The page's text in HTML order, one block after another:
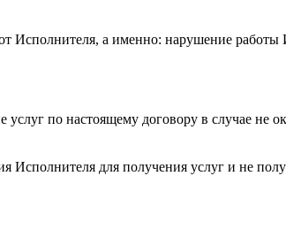
Исполнителя, а именно: нарушение работы
по настоящему договору в случае не
Исполнителя для получения услуг и не